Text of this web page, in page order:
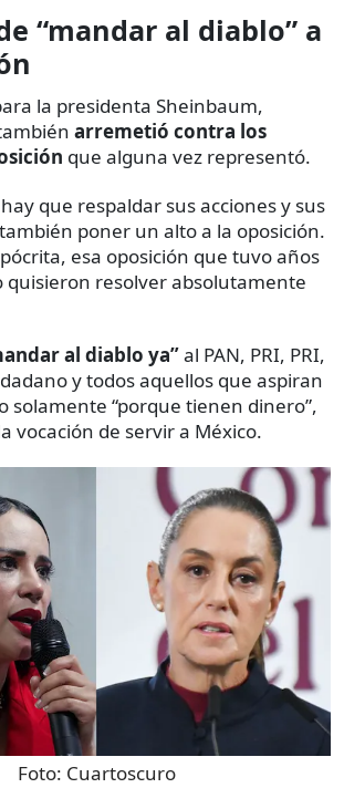
“mandar al diablo” a
la presidenta Sheinbaum,
arremetió contra los
que alguna vez representó.
que respaldar sus acciones y sus
poner un alto a la oposición.
esa oposición que tuvo años
quisieron resolver absolutamente
al diablo ya”al PAN, PRI, PRI,
y todos aquellos que aspiran
solamente “porque tienen dinero”,
vocación de servir a México.
Foto: Cuartoscuro